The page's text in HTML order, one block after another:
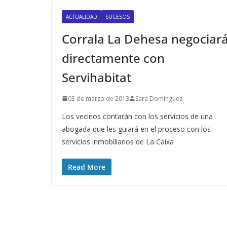
ACTUALIDAD SUCESOS
Corrala La Dehesa
directamente con
Servihabitat
03 de marzo de 2013 Sara Domínguez
Los vecinos contarán con los servicios de una
abogada que les guiará en el proceso con los
servicios inmobiliarios de La Caixa
Read More